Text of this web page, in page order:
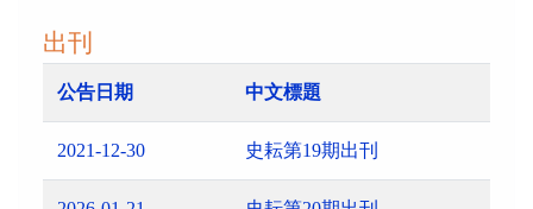
出刊
公告日期 中文標題
2021-12-30 史耘第19期出刊